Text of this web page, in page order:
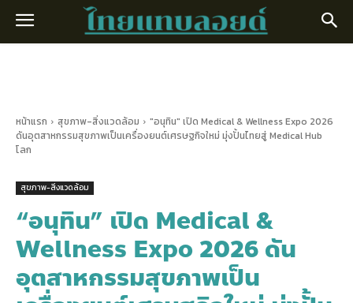
หน้าแรก สุขภาพ-สิ่งแวดล้อม
"อนุทิน" เปิด Medical & Wellness Expo 2026
ดันอุตสาหกรรมสุขภาพเป็นเครื่องยนต์เศรษฐกิจใหม่ มุ่งปั้นไทยสู่ Medical Hub
โลก
สุขภาพ-สิ่งแวดล้อม
“อนุทิน” เปิด Medical &
Wellness Expo 2026 ดัน
อุตสาหกรรมสุขภาพเป็น